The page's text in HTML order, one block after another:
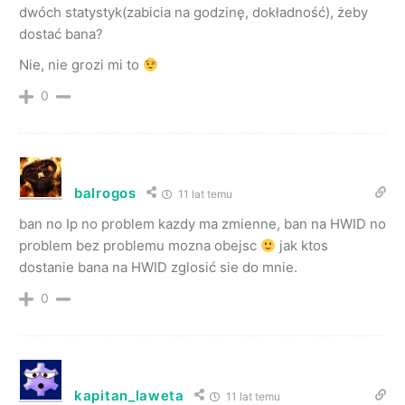
dwóch statystyk(zabicia na godzinę, dokładność), żeby
dostać bana?
Nie, nie grozi mi to
0
balrogos 11 lat temu
ban no Ip no problem kazdy ma zmienne, ban na HWID no
problem bez problemu mozna obejsc
jak ktos
dostanie bana na HWID zglosić sie do mnie.
0
kapitan_laweta 11 lat temu